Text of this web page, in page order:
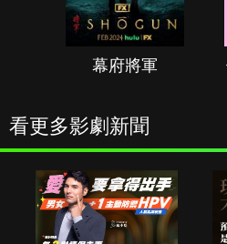
幕府將軍
看更多影劇新聞